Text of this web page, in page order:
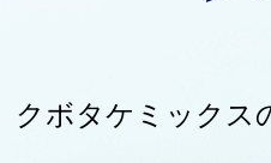
クボタケミックス